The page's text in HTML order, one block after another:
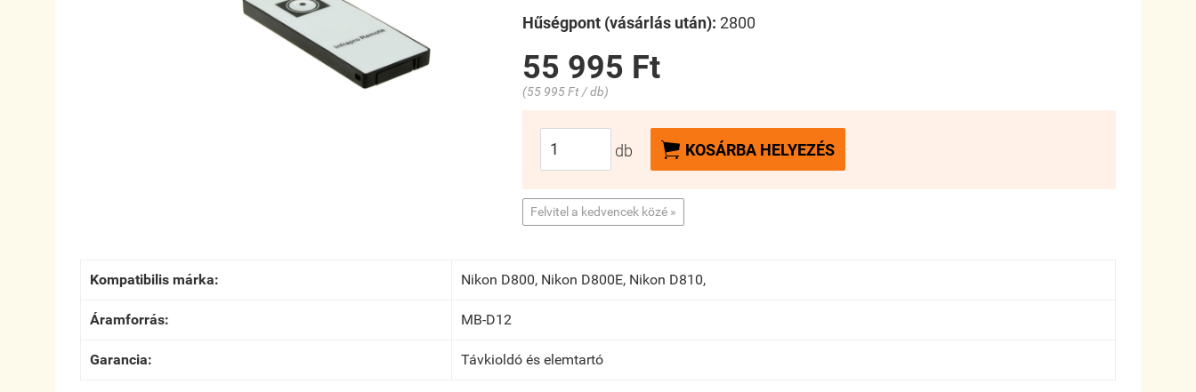
Hűségpont (vásárlás után): 2800
55 995 Ft
(55 995 Ft / db)
db  KOSÁRBA HELYEZÉS
Felvitel a kedvencek közé »
Kompatibilis márka: Nikon D800, Nikon D800E, Nikon D810,
Áramforrás: MB-D12
Garancia: Távkioldó és elemtartó